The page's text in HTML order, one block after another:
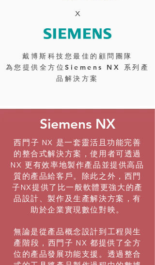
x
戴博斯科技您最佳的顧問團隊
​為您提供全方位Siemens NX 系列產
品解決方案
Siemens NX
西門子 NX 是一套靈活且功能完善
的整合式解決方案，使用者可透過
NX 更有效率地製作產品並提供高品
質的產品給客戶。除此之外，西門
子NX提供了比一般軟體更強大的產
品設計、製作及生產解決方案，有
助於企業實現數位對映。
無論是從產品概念設計到工程與生
產階段，西門子 NX 都提供了全方
位的產品發展功能支援。透過整合